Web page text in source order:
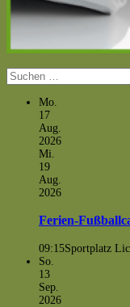
Suchen
nach:
Mo.
17
Aug.
2026
Mi.
19
Aug.
2026
Ferien-
09:15Sportplatz
So.
13
Sep.
2026